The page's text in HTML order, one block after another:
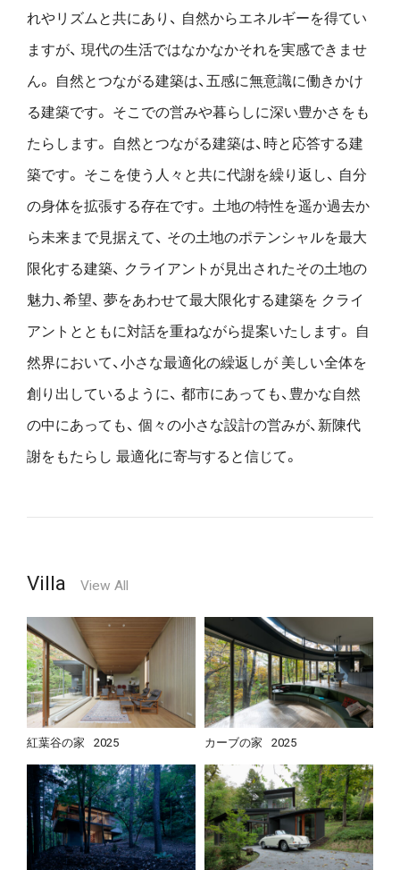
れやリズムと共にあり、 自然からエネルギーを得てい
ますが、 現代の生活ではなかなかそれを実感できませ
ん。
自然とつながる建築は、五感に無意識に働きかけ
る建築です。 そこでの営みや暮らしに深い豊かさをも
たらします。
自然とつながる建築は、時と応答する建
築です。 そこを使う人々と共に代謝を繰り返し、 自分
の身体を拡張する存在です。 土地の特性を遥か過去か
ら未来まで見据えて、 その土地のポテンシャルを最大
限化する建築、 クライアントが見出されたその土地の
魅力、希望、 夢をあわせて最大限化する建築を クライ
アントとともに対話を重ねながら提案いたします。
自
然界において、小さな最適化の繰返しが 美しい全体を
創り出しているように、 都市にあっても、豊かな自然
の中にあっても、 個々の小さな設計の営みが、新陳代
謝をもたらし 最適化に寄与すると信じて。
Villa View All
紅葉谷の家 2025 カーブの家 2025